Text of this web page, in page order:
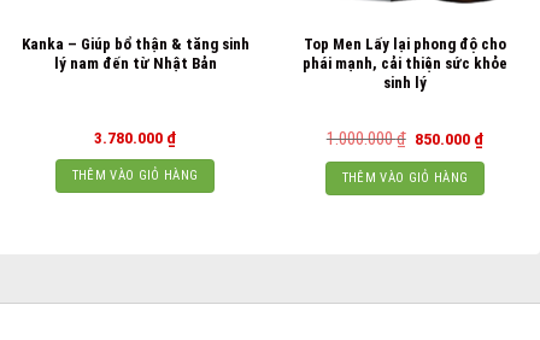
Kanka – Giúp bổ thận & tăng sinh
lý nam đến từ Nhật Bản
3.780.000 ₫
THÊM VÀO GIỎ HÀNG
Top Men Lấy lại phong độ cho
phái mạnh, cải thiện sức khỏe
sinh lý
1.000.000₫ Giá
là:
1.000.000 ₫.
850.000 ₫Giá
tại
850.000
THÊM VÀO GIỎ HÀNG